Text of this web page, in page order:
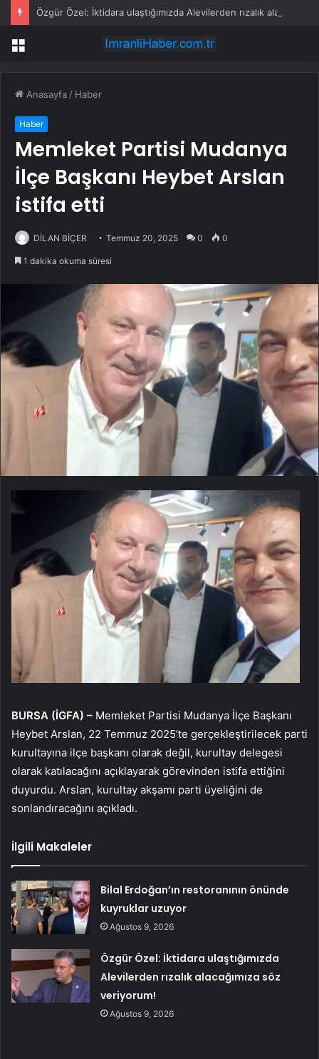
Menü
Anasayfa / Haber
Haber
Memleket Partisi Mudanya
İlçe Başkanı Heybet Arslan
istifa etti
DİLAN BİÇER Temmuz 20, 2025 0 0
1 dakika okuma süresi
BURSA (İGFA) – Memleket Partisi Mudanya İlçe Başkanı
Heybet Arslan, 22 Temmuz 2025’te gerçekleştirilecek parti
kurultayına ilçe başkanı olarak değil, kurultay delegesi
olarak katılacağını açıklayarak görevinden istifa ettiğini
duyurdu. Arslan, kurultay akşamı parti üyeliğini de
sonlandıracağını açıkladı.
İlgili Makaleler
Bilal Erdoğan’ın restoranının önünde
kuyruklar uzuyor
Ağustos 9, 2026
Özgür Özel: İktidara ulaştığımızda
Alevilerden rızalık alacağımıza söz
veriyorum!
Ağustos 9, 2026